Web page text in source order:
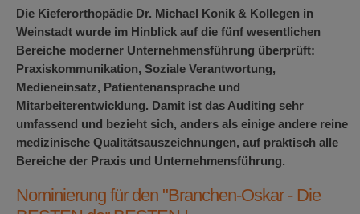
Die Kieferorthopädie Dr. Michael Konik & Kollegen in
Weinstadt wurde im Hinblick auf die fünf wesentlichen
Bereiche moderner Unternehmensführung überprüft:
Praxiskommunikation, Soziale Verantwortung,
Medieneinsatz, Patientenansprache und
Mitarbeiterentwicklung. Damit ist das Auditing sehr
umfassend und bezieht sich, anders als einige andere reine
medizinische Qualitätsauszeichnungen, auf praktisch alle
Bereiche der Praxis und Unternehmensführung.
Nominierung für den "Branchen-Oskar - Die